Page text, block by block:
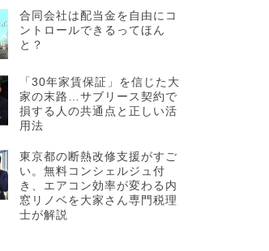
合同会社は配当金を自由にコ
ントロールできるってほん
と？
「30年家賃保証」を信じた大
家の末路…サブリース契約で
損する人の共通点と正しい活
用法
東京都の断熱改修支援がすご
い。無料コンシェルジュ付
き、エアコン効率が変わる内
窓リノベを大家さん専門税理
士が解説